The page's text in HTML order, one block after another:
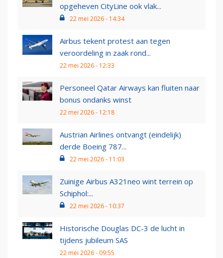
opgeheven CityLine ook vlak...
22 mei 2026 - 14:34
Airbus tekent protest aan tegen
veroordeling in zaak rond...
22 mei 2026 - 12:33
Personeel Qatar Airways kan fluiten naar
bonus ondanks winst
22 mei 2026 - 12:18
Austrian Airlines ontvangt (eindelijk)
derde Boeing 787...
22 mei 2026 - 11:03
Zuinige Airbus A321neo wint terrein op
Schiphol:...
22 mei 2026 - 10:37
Historische Douglas DC-3 de lucht in
tijdens jubileum SAS
22 mei 2026 - 09:55